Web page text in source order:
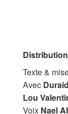
Distribution
Texte &
Avec
Lou
Voix Nael